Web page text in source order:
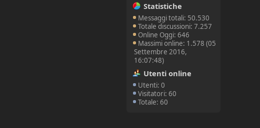
Statistiche
Messaggi totali: 50.530
Totale discussioni: 7.257
Online Oggi: 646
Massimi online: 1.578 (05
Settembre 2016,
16:07:48)
Utenti online
Utenti: 0
Visitatori: 60
Totale: 60